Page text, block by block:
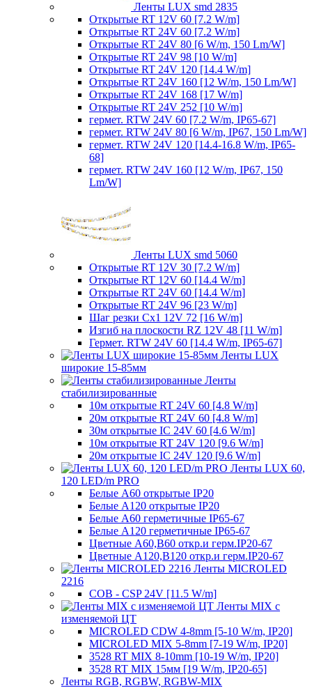
Ленты LUX smd 2835
Открытые RT 12V 60 [7.2 W/m]
Открытые RT 24V 60 [7.2 W/m]
Открытые RT 24V 80 [6 W/m, 150 Lm/W]
Открытые RT 24V 98 [10 W/m]
Открытые RT 24V 120 [14.4 W/m]
Открытые RT 24V 160 [12 W/m, 150 Lm/W]
Открытые RT 24V 168 [17 W/m]
Открытые RT 24V 252 [10 W/m]
гермет. RTW 24V 60 [7.2 W/m, IP65-67]
гермет. RTW 24V 80 [6 W/m, IP67, 150 Lm/W]
гермет. RTW 24V 120 [14.4-16.8 W/m, IP65-
68]
гермет. RTW 24V 160 [12 W/m, IP67, 150
Lm/W]
Ленты LUX smd 5060
Открытые RT 12V 30 [7.2 W/m]
Открытые RT 12V 60 [14.4 W/m]
Открытые RT 24V 60 [14.4 W/m]
Открытые RT 24V 96 [23 W/m]
Шаг резки Cx1 12V 72 [16 W/m]
Изгиб на плоскости RZ 12V 48 [11 W/m]
Гермет. RTW 24V 60 [14.4 W/m, IP65-67]
Ленты LUX
широкие 15-85мм
Ленты
стабилизированные
10м открытые RT 24V 60 [4.8 W/m]
20м открытые RT 24V 60 [4.8 W/m]
30м открытые IC 24V 60 [4.6 W/m]
10м открытые RT 24V 120 [9.6 W/m]
20м открытые IC 24V 120 [9.6 W/m]
Ленты LUX 60,
120 LED/m PRO
Белые A60 открытые IP20
Белые A120 открытые IP20
Белые A60 герметичные IP65-67
Белые A120 герметичные IP65-67
Цветные A60,B60 откр.и герм.IP20-67
Цветные A120,B120 откр.и герм.IP20-67
Ленты MICROLED
2216
COB - CSP 24V [11.5 W/m]
Ленты MIX с
изменяемой ЦТ
MICROLED CDW 4-8mm [5-10 W/m, IP20]
MICROLED MIX 5-8mm [7-19 W/m, IP20]
3528 RT MIX 8-10mm [10-19 W/m, IP20]
3528 RT MIX 15мм [19 W/m, IP20-65]
Ленты RGB, RGBW, RGBW-MIX